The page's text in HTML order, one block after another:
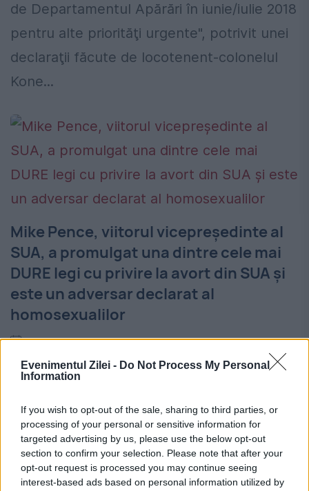
Evenimentul Zilei - Do Not Process My Personal
Information
If you wish to opt-out of the sale, sharing to third parties, or
processing of your personal or sensitive information for
targeted advertising by us, please use the below opt-out
section to confirm your selection. Please note that after your
opt-out request is processed you may continue seeing
interest-based ads based on personal information utilized by
de Departamentul Apărări în iunie/iulie 2018
pentru alte priorităţi urgente", potrivit unei
declaraţii făcute de locotenent-colonelul
Kone...
Mike Pence, viitorul vicepreședinte al
SUA, a promulgat una dintre cele mai
DURE legi cu privire la avort din SUA și
este un adversar declarat al
homosexualilor
10 NOIEMBRIE 2016
Trump va face echipă cu Mike Pence, care
Pence are 57 de ani și este guvernator al
statului Indiana. Provine dintr-o familie de...